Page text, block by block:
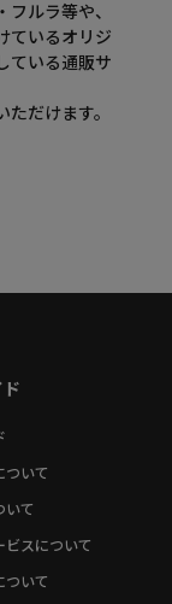
フルラ等や、
ているオリジ
ている通販サ
だけます。
ついて
いて
ビスについて
ついて